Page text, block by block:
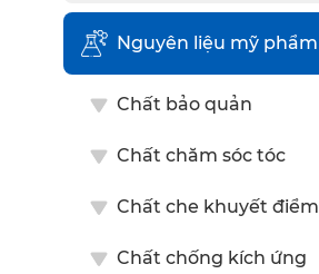
Nguyên liệu mỹ phẩm
Chất bảo quản
Chất chăm sóc tóc
Chất che khuyết điểm
Chất chống kích ứng